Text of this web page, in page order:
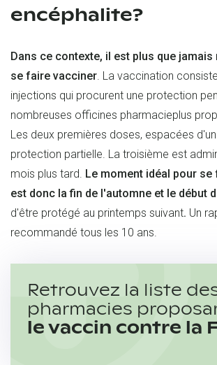
encéphalite?
Dans ce contexte, il est plus que
se faire vacciner. La vaccination
injections qui procurent une protection
nombreuses officines pharmacieplus
Les deux premières doses, espacées
protection partielle. La troisième est
mois plus tard. Le moment idéal pour
est donc la fin de l'automne et le début
d'être protégé au printemps suivant. Un
recommandé tous les 10 ans.
Retrouvez la liste
pharmacies
le vaccin contre la